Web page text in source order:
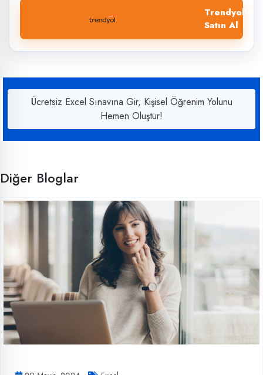
Trendyol'dan
Satın Al
Ücretsiz Excel Sınavına Gir, Kişisel Öğrenim Yolunu
Hemen Oluştur!
Diğer Bloglar